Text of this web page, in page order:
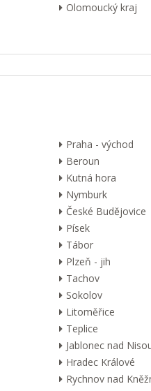
Olomoucký kraj
Praha - východ
Beroun
Kutná hora
Nymburk
České Budějovice
Písek
Tábor
Plzeň - jih
Tachov
Sokolov
Litoměřice
Teplice
Jablonec nad
Hradec Králové
Rychnov nad